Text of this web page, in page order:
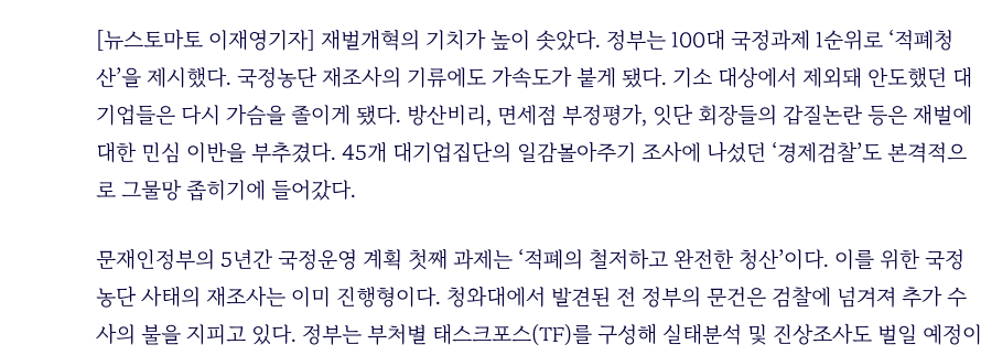
[뉴스토마토 이재영기자] 재벌개혁의 기치가 높이 솟았다. 정부는 100대 국정과제 1순위로 ‘적폐청
산’을 제시했다. 국정농단 재조사의 기류에도 가속도가 붙게 됐다. 기소 대상에서 제외돼 안도했던 대
기업들은 다시 가슴을 졸이게 됐다. 방산비리, 면세점 부정평가, 잇단 회장들의 갑질논란 등은 재벌에
대한 민심 이반을 부추겼다. 45개 대기업집단의 일감몰아주기 조사에 나섰던 ‘경제검찰’도 본격적으
로 그물망 좁히기에 들어갔다.
문재인정부의 5년간 국정운영 계획 첫째 과제는 ‘적폐의 철저하고 완전한 청산’이다. 이를 위한 국정
농단 사태의 재조사는 이미 진행형이다. 청와대에서 발견된 전 정부의 문건은 검찰에 넘겨져 추가 수
사의 불을 지피고 있다. 정부는 부처별 태스크포스(TF)를 구성해 실태분석 및 진상조사도 벌일 예정이